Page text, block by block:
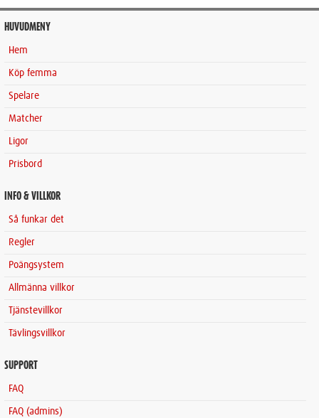
HUVUDMENY
Hem
Köp femma
Spelare
Matcher
Ligor
Prisbord
INFO & VILLKOR
Så funkar det
Regler
Poängsystem
Allmänna villkor
Tjänstevillkor
Tävlingsvillkor
SUPPORT
FAQ
FAQ (admins)